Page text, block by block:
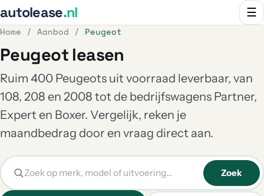
autolease.nl ☰
Home / Aanbod / Peugeot
Peugeot leasen
Ruim 400 Peugeots uit voorraad leverbaar, van
108, 208 en 2008 tot de bedrijfswagens Partner,
Expert en Boxer. Vergelijk, reken je
maandbedrag door en vraag direct aan.
Zoek